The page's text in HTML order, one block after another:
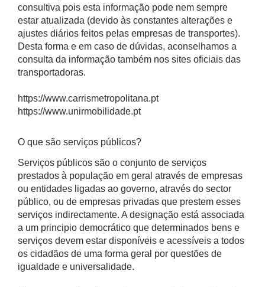
consultiva pois esta informação pode nem sempre
estar atualizada (devido às constantes alterações e
ajustes diários feitos pelas empresas de transportes).
Desta forma e em caso de dúvidas, aconselhamos a
consulta da informação também nos sites oficiais das
transportadoras.
https://www.carrismetropolitana.pt
https://www.unirmobilidade.pt
O que são serviços públicos?
Serviços públicos são o conjunto de serviços
prestados à população em geral através de empresas
ou entidades ligadas ao governo, através do sector
público, ou de empresas privadas que prestem esses
serviços indirectamente. A designação está associada
a um principio democrático que determinados bens e
serviços devem estar disponíveis e acessíveis a todos
os cidadãos de uma forma geral por questões de
igualdade e universalidade.